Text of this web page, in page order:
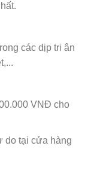
các dịp tri ân
VNĐ cho
do tại cửa hàng